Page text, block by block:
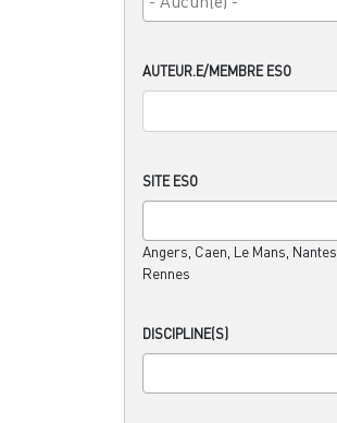
AUTEUR.E/MEMBRE ESO
SITE ESO
Angers, Caen, Le Mans, Nantes,
Rennes
DISCIPLINE(S)